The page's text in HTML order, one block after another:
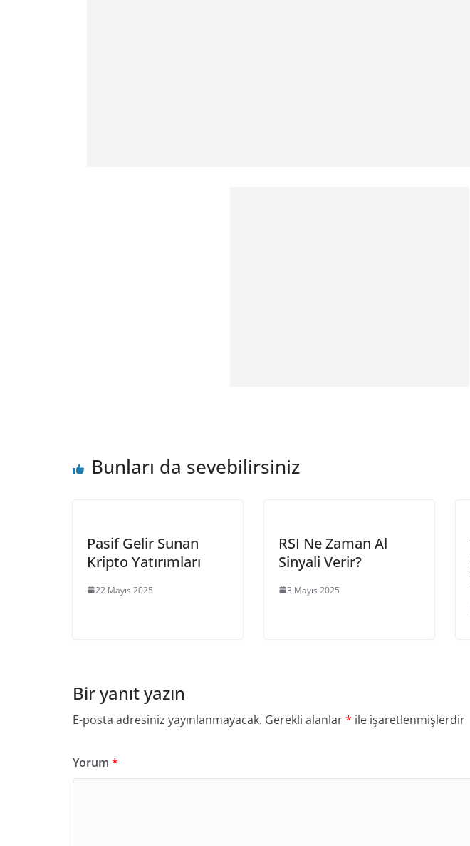
Bunları da sevebilirsiniz
Pasif Gelir Sunan
Kripto Yatırımları
22 Mayıs 2025
RSI Ne Zaman Al
Sinyali Verir?
3 Mayıs 2025
Bir yanıt yazın
E-posta adresiniz yayınlanmayacak. Gerekli alanlar* ile işaretlenmişlerdir
Yorum *